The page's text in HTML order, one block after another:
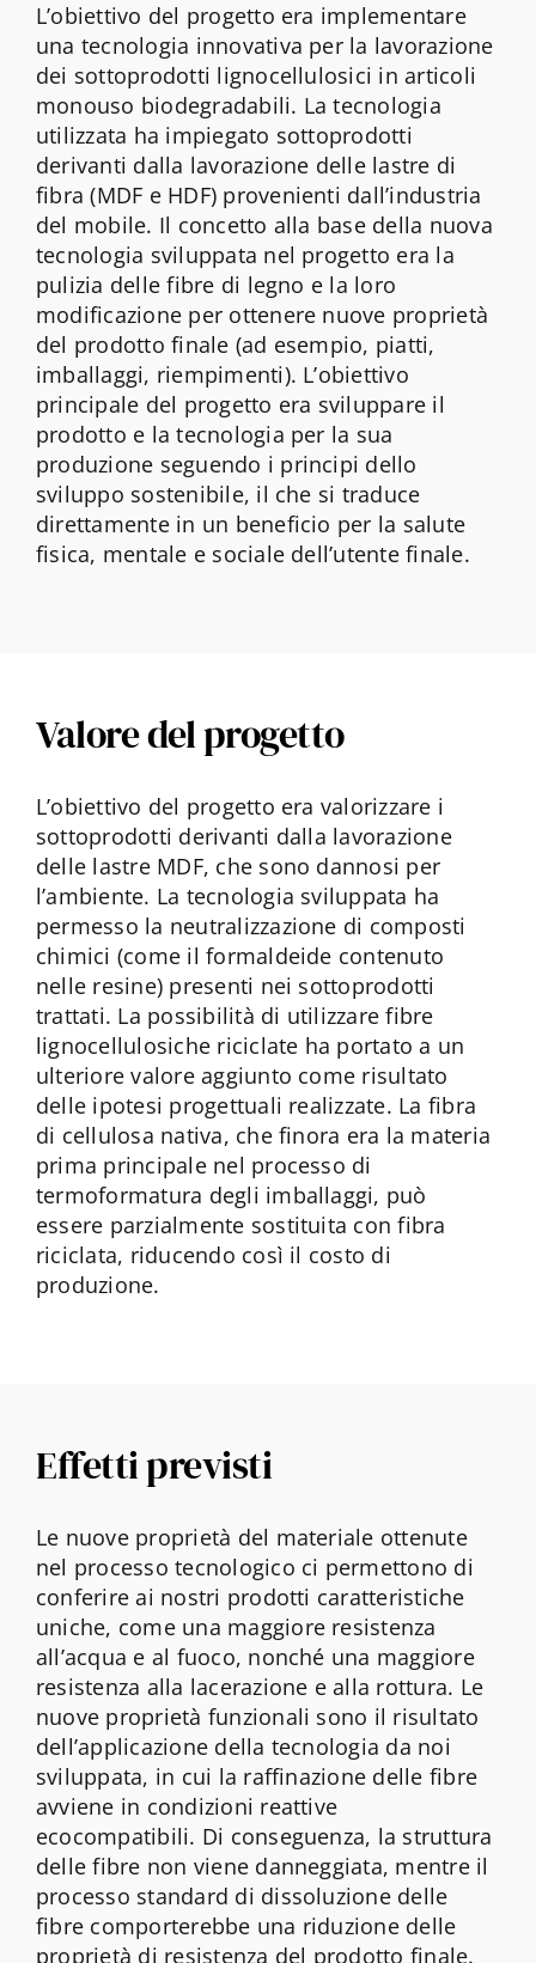
L’obiettivo del progetto era implementare
una tecnologia innovativa per la lavorazione
dei sottoprodotti lignocellulosici in articoli
monouso biodegradabili. La tecnologia
utilizzata ha impiegato sottoprodotti
derivanti dalla lavorazione delle lastre di
fibra (MDF e HDF) provenienti dall’industria
del mobile. Il concetto alla base della nuova
tecnologia sviluppata nel progetto era la
pulizia delle fibre di legno e la loro
modificazione per ottenere nuove proprietà
del prodotto finale (ad esempio, piatti,
imballaggi, riempimenti). L’obiettivo
principale del progetto era sviluppare il
prodotto e la tecnologia per la sua
produzione seguendo i principi dello
sviluppo sostenibile, il che si traduce
direttamente in un beneficio per la salute
fisica, mentale e sociale dell’utente finale.
Valore del progetto
L’obiettivo del progetto era valorizzare i
sottoprodotti derivanti dalla lavorazione
delle lastre MDF, che sono dannosi per
l’ambiente. La tecnologia sviluppata ha
permesso la neutralizzazione di composti
chimici (come il formaldeide contenuto
nelle resine) presenti nei sottoprodotti
trattati. La possibilità di utilizzare fibre
lignocellulosiche riciclate ha portato a un
ulteriore valore aggiunto come risultato
delle ipotesi progettuali realizzate. La fibra
di cellulosa nativa, che finora era la materia
prima principale nel processo di
termoformatura degli imballaggi, può
essere parzialmente sostituita con fibra
riciclata, riducendo così il costo di
produzione.
Effetti previsti
Le nuove proprietà del materiale ottenute
nel processo tecnologico ci permettono di
conferire ai nostri prodotti caratteristiche
uniche, come una maggiore resistenza
all’acqua e al fuoco, nonché una maggiore
resistenza alla lacerazione e alla rottura. Le
nuove proprietà funzionali sono il risultato
dell’applicazione della tecnologia da noi
sviluppata, in cui la raffinazione delle fibre
avviene in condizioni reattive
ecocompatibili. Di conseguenza, la struttura
delle fibre non viene danneggiata, mentre il
processo standard di dissoluzione delle
fibre comporterebbe una riduzione delle
proprietà di resistenza del prodotto finale.